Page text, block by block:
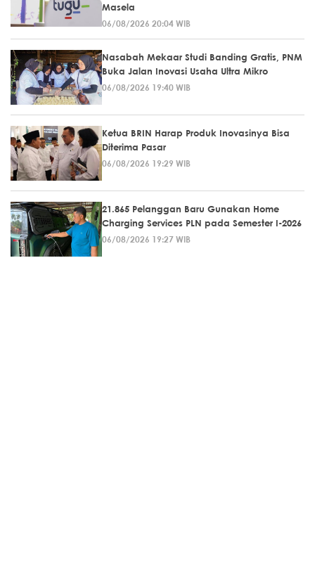
Masela
06/08/2026 20:04 WIB
Nasabah Mekaar Studi Banding Gratis, PNM
Buka Jalan Inovasi Usaha Ultra Mikro
06/08/2026 19:40 WIB
Ketua BRIN Harap Produk Inovasinya Bisa
Diterima Pasar
06/08/2026 19:29 WIB
21.865 Pelanggan Baru Gunakan Home
Charging Services PLN pada Semester I-2026
06/08/2026 19:27 WIB